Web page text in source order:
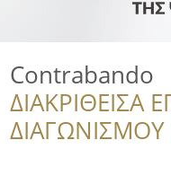
Contrabando
ΔΙΑΚΡΙΘΕΙΣΑ
ΔΙΑΓΩΝΙΣΜΟΥ